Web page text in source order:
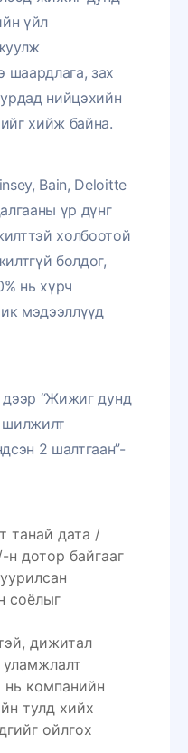
үйл
шаардлага, зах
нийцэхийн
хийж байна.
Bain, Deloitte
үр дүнг
холбоотой
болдог,
нь хүрч
мэдээллүүд
дээр “Жижиг дунд
шилжилт
2 шалтгаан”-
танай дата /
н дотор байгааг
соёлыг
дижитал
уламжлалт
нь компанийн
тулд хийх
ойлгох